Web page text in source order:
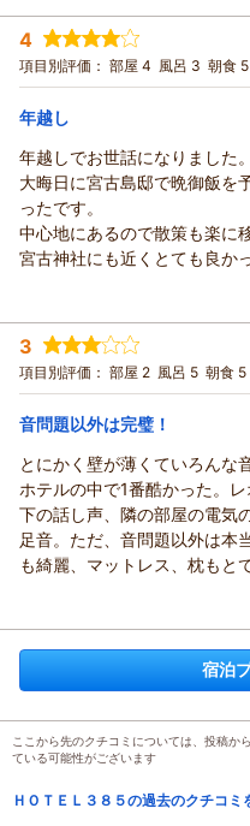
在いただけているとのこと
朝食につきましても、テイ
何よりでございます。
また、立地面につきまして
す。
すが、「お得感がある時に
し、大変光栄に存じます。
と快適な滞在をご提供できる
また宮古島へお越しの際に
いませ。
次回のご来館を、スタッフ
宿泊時期： 2026年01月宿泊 (夫婦
投稿者： カワタニさん
宿泊プラン： 【早期予約31日前】
在で自由な宮古島時間
ツイン
宿泊価格帯：
ＨＯＴＥＬ３８５からの返信
この度はHOTEL385にご宿
お寄せいただき誠にありがと
初めての宮古島旅行に数あ
地を理由に当ホテルをお選
また、お部屋の清掃につき
を頂戴し、スタッフ一同大
ご滞在中、気持ちよくお過
しく思います。
また宮古島へお越しの際に
再びお会いできます日を心
4
項目別評価： 部屋 4 風呂 3 朝食 5
年越し
年越しでお世話になりました。
大晦日に宮古島邸で晩御飯を
ったです。
中心地にあるので散策も楽に
宮古神社にも近くとても良か
宿泊日は雨、風がちょっと強
朝ごはんもお正月でジュー
ととても美味しく満足でした！
また年末に行く時は利用さし
宿泊時期： 2025年12月宿泊 (夫婦
投稿者： やーちゃんさん
宿泊プラン： 【早期予約31日前】
在で自由な宮古島時間
ツイン
宿泊価格帯： 9,001～10,000円(大
ＨＯＴＥＬ３８５からの返信
この度は年越しのご宿泊に
ありがとうございました。
大晦日のご夕食や、中心地
セスなどにご満足いただけ
お正月特別の朝食につきま
汁」をお楽しみいただけた
し上げます。
次回も宮古島での大切なひ
またお会いできる日を、ス
3
項目別評価： 部屋 2 風呂 5 朝食 5
音問題以外は完璧！
とにかく壁が薄くていろんな
ホテルの中で1番酷かった。
下の話し声、隣の部屋の電気
足音。ただ、音問題以外は本
も綺麗、マットレス、枕もと
ービスも良かったです。繁華
も楽でした！リザードのシャ
宿泊時期： 2025年12月宿泊 (恋人
投稿者： Rさん(女性/30代)
【早期予約31日前】
在で自由な宮古島時間
宿泊価格帯： 6,001～7,000円(大
この度はHOTEL385にご宿
宿泊
ここから先のクチコミについては、投稿か
ている可能性がございます
ＨＯＴＥＬ３８５の過去のクチコミ